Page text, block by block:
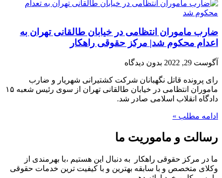
ضارب ماموران انتظامی در خیابان طالقانی تهران به
اعدام محکوم شد| مرکز حقوقی راهکار
آگوست 29, 2022 بدون دیدگاه
رای پرونده قاتل نگهبانان شرکت کشتیرانی شهریار و ضارب
ماموران انتظامی در خیابان طالقانی تهران از سوی رئیس شعبه ۱۵
دادگاه انقلاب اسلامی صادر شد.
ادامه مطلب »
رسالت و ماموریت ما
ما در مرکز حقوقی راهکار به دنبال این هستیم ،با بهرمندی از
وکلای متخصص و با سابقه بهترین و با کیفیت ترین خدمات حقوقی